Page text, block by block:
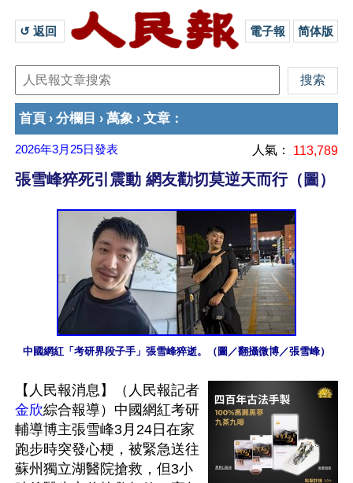
↺ 返回 電子報 简体版
首頁 › 分欄目 › 萬象 › 文章 ：
2026年3月25日發表 人氣： 113,789
張雪峰猝死引震動 網友勸切莫逆天而行（圖）
中國網紅「考研界段子手」張雪峰猝逝。（圖／翻攝微博／張雪峰）
【人民報消息】（人民報記者
金欣綜合報導）中國網紅考研
輔導博主張雪峰3月24日在家
跑步時突發心梗，被緊急送往
蘇州獨立湖醫院搶救，但3小